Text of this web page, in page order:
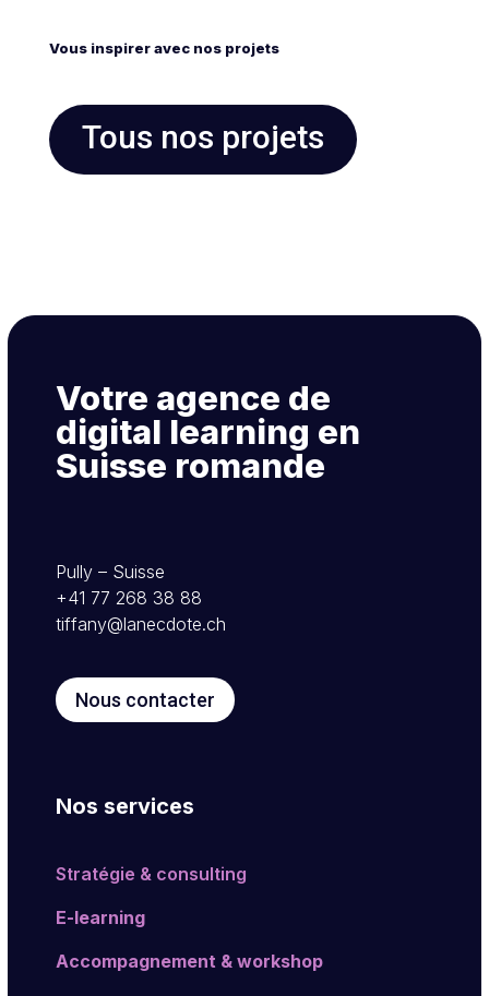
Vous inspirer avec nos projets
Tous nos projets
Votre agence de
digital learning en
Suisse romande
Pully – Suisse
+41 77 268 38 88
tiffany@lanecdote.ch
Nous contacter
Nos services
Stratégie & consulting
E-learning
Accompagnement & workshop